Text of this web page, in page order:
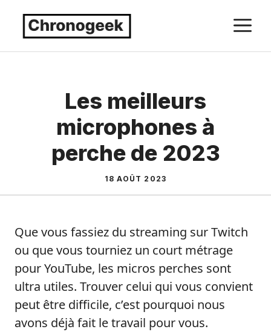
Les meilleurs
microphones à
perche de 2023
18 AOÛT 2023
Que vous fassiez du streaming sur Twitch
ou que vous tourniez un court métrage
pour YouTube, les micros perches sont
ultra utiles. Trouver celui qui vous convient
peut être difficile, c’est pourquoi nous
avons déjà fait le travail pour vous.